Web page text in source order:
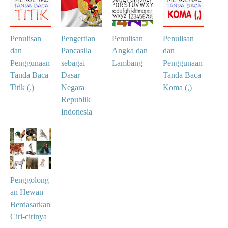
Penulisan
dan
Penggunaan
Tanda Baca
Titik (.)
Pengertian
Pancasila
sebagai
Dasar
Negara
Republik
Indonesia
Penulisan
Angka dan
Lambang
Penulisan
dan
Penggunaan
Tanda Baca
Koma (,)
Penggolong
an Hewan
Berdasarkan
Ciri-cirinya